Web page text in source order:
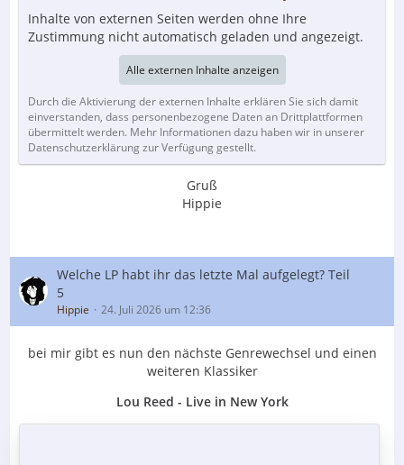
Inhalte von externen Seiten werden ohne Ihre
Zustimmung nicht automatisch geladen und angezeigt.
Alle externen Inhalte anzeigen
Durch die Aktivierung der externen Inhalte erklären Sie sich damit
einverstanden, dass personenbezogene Daten an Drittplattformen
übermittelt werden. Mehr Informationen dazu haben wir in unserer
Datenschutzerklärung zur Verfügung gestellt.
Gruß
Hippie
Welche LP habt ihr das letzte Mal aufgelegt? Teil
5
Hippie 24. Juli 2026 um 12:36
bei mir gibt es nun den nächste Genrewechsel und einen
weiteren Klassiker
Lou Reed - Live in New York